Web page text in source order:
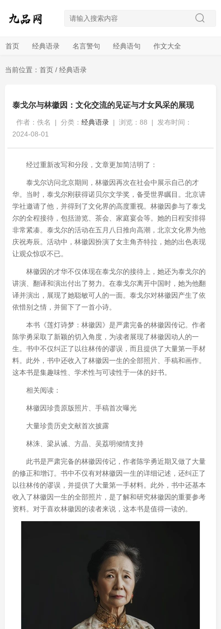
首页 经典语录 名言警句 经典语句 作文大全
当前位置： 首页 / 经典语录
泰戈尔与林徽因：文化交流的见证与才女风采的展现
作者：佚名 | 分类： 经典语录 | 浏览：88 |
发布时间：
2024-08-01
经过重新改写和分段，文章更加简洁明了：
泰戈尔访问北京期间，林徽因再次在社会中展示自己的才
华。当时，泰戈尔刚获得诺贝尔文学奖，备受世界瞩目。北京讲
学社邀请了他，并得到了文化界的高度重视。林徽因参与了泰戈
尔的全程接待，包括游览、茶会、家庭宴会等。她的日程安排得
非常紧凑。泰戈尔的活动在五月八日推向高潮，北京文化界为他
庆祝寿辰。活动中，林徽因扮演了女主角齐特拉，她的出色表现
让观众惊叹不已。
林徽因的才华不仅体现在泰戈尔的接待上，她还为泰戈尔的
讲演、翻译和演出付出了努力。在泰戈尔离开中国时，她为他翻
译并演出，展现了她聪敏可人的一面。泰戈尔对林徽因产生了依
依惜别之情，并留下了一首小诗。
本书《莲灯诗梦：林徽因》是严肃完备的林徽因传记。作者
陈学勇采取了新颖的切入角度，为读者展现了林徽因动人的一
生。书中不仅纠正了以往林传的谬误，而且提供了大量第一手材
料。此外，书中还收入了林徽因一生的全部照片、手稿和画作。
这本书是集趣味性、学术性与可读性于一体的好书。
相关阅读：
林徽因珍贵原版照片、手稿首次曝光
大量珍贵历史文献首次披露
林洙、梁从诫、方晶、吴荔明倾情支持
此书是严肃完备的林徽因传记，作者陈学勇近期又做了大量
的修正和增订。书中不仅有对林徽因一生的详细记述，还纠正了
以往林传的谬误，并提供了大量第一手材料。此外，书中还基本
收入了林徽因一生的全部照片，是了解和研究林徽因的重要参考
资料。对于喜欢林徽因的读者来说，这本书是值得一读的。